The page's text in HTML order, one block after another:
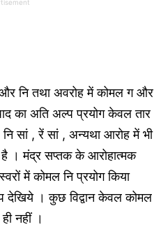
नि तथा अवरोह में कोमल ग और
का अति अल्प प्रयोग केवल तार
सां , रें सां , अन्यथा आरोह में भी
है । मंद्र सप्तक के आरोहात्मक
में कोमल नि प्रयोग किया
देखिये । कुछ विद्वान केवल कोमल
नहीं ।